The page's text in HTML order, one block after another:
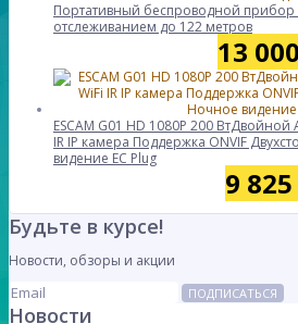
Портативный беспроводной прибор
отслеживанием до 122 метров
13 000
ESCAM G01 HD 1080P 200 ВтДвойной
IR IP камера Поддержка ONVIF
видение ЕС Plug
9 825
Будьте в курсе!
Новости, обзоры и акции
ПОДПИСАТЬСЯ
Новости